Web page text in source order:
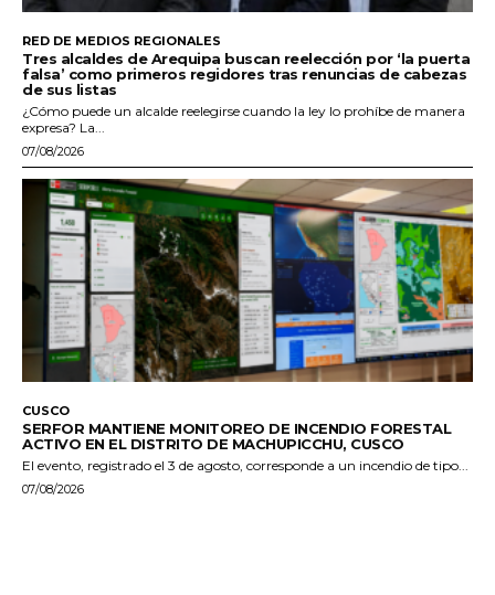
RED DE MEDIOS REGIONALES
Tres alcaldes de Arequipa buscan reelección por ‘la puerta
falsa’ como primeros regidores tras renuncias de cabezas
de sus listas
¿Cómo puede un alcalde reelegirse cuando la ley lo prohíbe de manera
expresa? La...
07/08/2026
CUSCO
SERFOR MANTIENE MONITOREO DE INCENDIO FORESTAL
ACTIVO EN EL DISTRITO DE MACHUPICCHU, CUSCO
El evento, registrado el 3 de agosto, corresponde a un incendio de tipo...
07/08/2026